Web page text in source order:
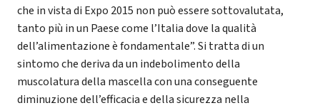
che in vista di Expo 2015 non può essere sottovalutata,
tanto più in un Paese come l’Italia dove la qualità
dell’alimentazione è fondamentale”. Si tratta di un
sintomo che deriva da un indebolimento della
muscolatura della mascella con una conseguente
diminuzione dell’efficacia e della sicurezza nella